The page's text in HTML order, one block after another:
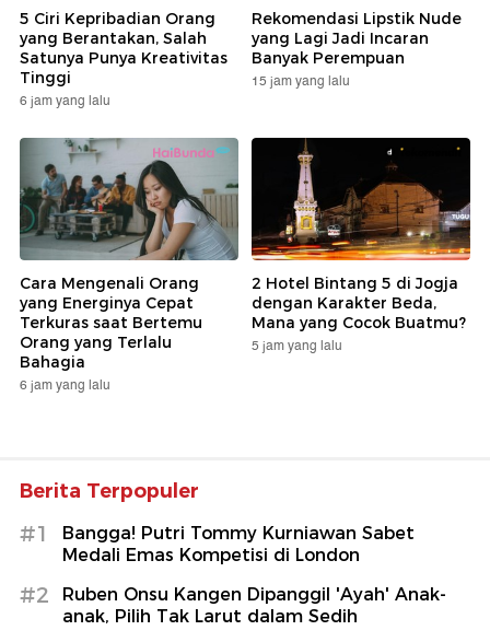
5 Ciri Kepribadian Orang
yang Berantakan, Salah
Satunya Punya Kreativitas
Tinggi
6 jam yang lalu
Rekomendasi Lipstik Nude
yang Lagi Jadi Incaran
Banyak Perempuan
15 jam yang lalu
Cara Mengenali Orang
yang Energinya Cepat
Terkuras saat Bertemu
Orang yang Terlalu
Bahagia
6 jam yang lalu
2 Hotel Bintang 5 di Jogja
dengan Karakter Beda,
Mana yang Cocok Buatmu?
5 jam yang lalu
Berita Terpopuler
#1
Bangga! Putri Tommy Kurniawan Sabet
Medali Emas Kompetisi di London
#2
Ruben Onsu Kangen Dipanggil 'Ayah' Anak-
anak, Pilih Tak Larut dalam Sedih